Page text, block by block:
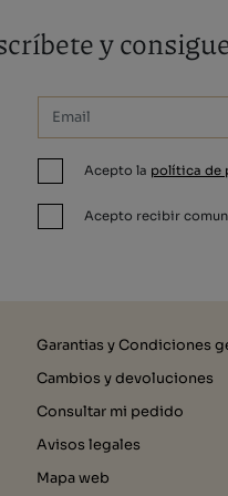
y
Acepto la política de
Acepto recibir
Garantias y Condiciones
Cambios y devoluciones
Consultar mi pedido
Avisos legales
Mapa web